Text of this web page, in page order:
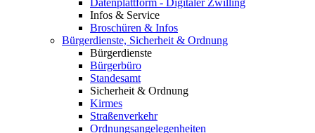
Datenplattform - Digitaler Zwilling
Infos & Service
Broschüren & Infos
Bürgerdienste, Sicherheit & Ordnung
Bürgerdienste
Bürgerbüro
Standesamt
Sicherheit & Ordnung
Kirmes
Straßenverkehr
Ordnungsangelegenheiten